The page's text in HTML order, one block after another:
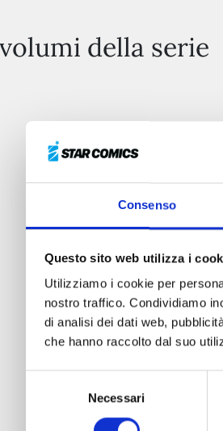
Consenso
Questo sito web utilizza i
Utilizziamo i cookie per
nostro traffico. Condividiamo
di analisi dei dati web,
che hanno raccolto dal suo
Necessari
della serie